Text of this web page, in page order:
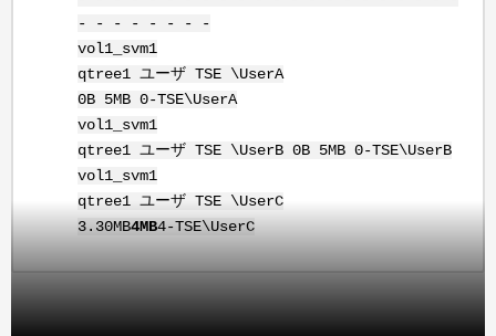
- - - - - - - -
vol1_svm1
qtree1 ユーザ TSE \UserA
0B 5MB 0-TSE\UserA
vol1_svm1
qtree1 ユーザ TSE \UserB 0B 5MB 0-TSE\UserB
vol1_svm1
qtree1 ユーザ TSE \UserC
3.30MB4MB4-TSE\UserC